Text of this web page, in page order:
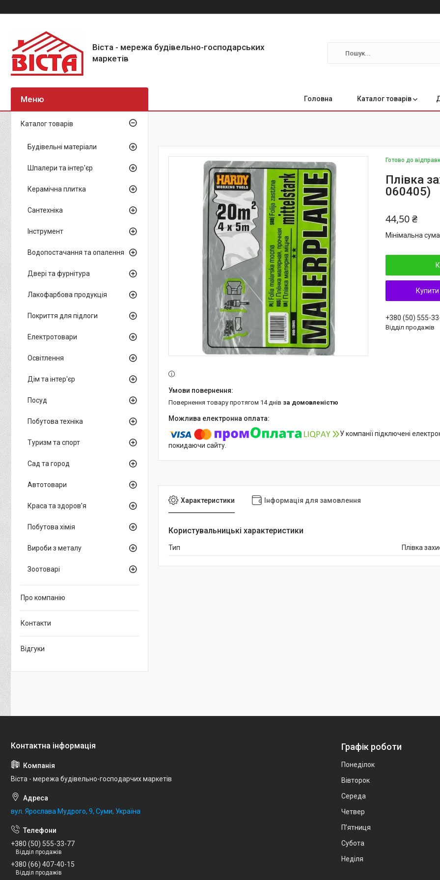
Віста - мережа будівельно-господарських
маркетів
Головна Каталог товарів
Готово до
Плівка
060405)
44,50 ₴
Мінімальна
Купити
+380 (50) 555-
Відділ продажів
повернення товару протягом 14 днів за домовленістю
У компанії підключені
покидаючи сайту.
Характеристики Інформація для замовлення
Користувальницькі характеристики
Тип Плівка
Каталог товарів
Будівельні матеріали
Шпалери та інтер'єр
Керамічна плитка
Сантехніка
Інструмент
Водопостачання та опалення
Двері та фурнітура
Лакофарбова продукція
Покриття для підлоги
Електротовари
Освітлення
Дім та інтер'єр
Посуд
Побутова техніка
Туризм та спорт
Сад та город
Автотовари
Краса та здоров'я
Побутова хімія
Вироби з металу
Зоотоварі
Про компанію
Контакти
Відгуки
Віста - мережа будівельно-господарчих маркетів
вул. Ярослава Мудрого, 9, Суми, Україна
+380 (50) 555-33-77
Відділ продажів
+380 (66) 407-40-15
Відділ продажів
Графік роботи
Понеділок
Вівторок
Середа
Четвер
Пʼятниця
Субота
Неділя